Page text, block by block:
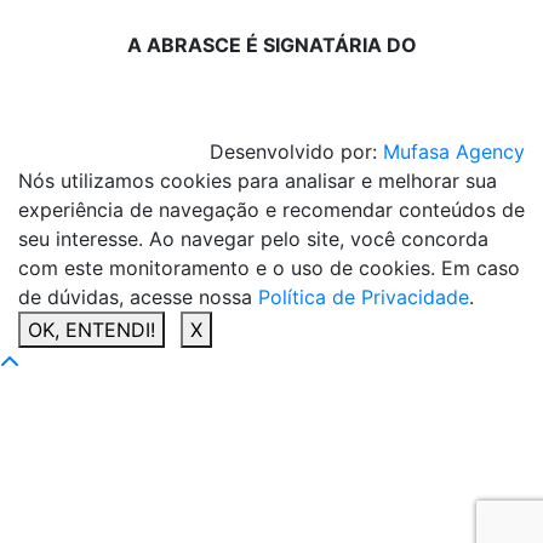
A ABRASCE É SIGNATÁRIA DO
Desenvolvido por: Mufasa Agency
Nós utilizamos cookies para analisar e melhorar sua
experiência de navegação e recomendar conteúdos de
seu interesse. Ao navegar pelo site, você concorda
com este monitoramento e o uso de cookies. Em caso
de dúvidas, acesse nossa Política de Privacidade.
OK, ENTENDI!
X